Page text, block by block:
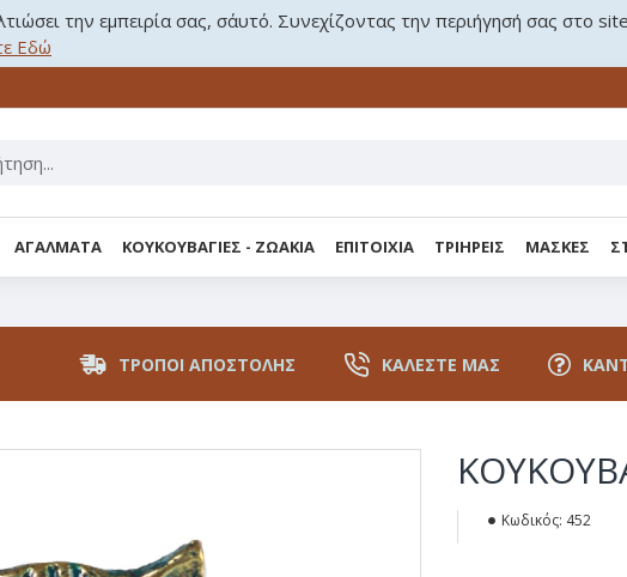
την εμπειρία σας, σ΄αυτό. Συνεχίζοντας την περιήγησή σας στο
Εδώ
ΑΓΑΛΜΑΤΑ ΚΟΥΚΟΥΒΑΓΙΕΣ - ΖΩΑΚΙΑ ΕΠΙΤΟΙΧΙΑ ΤΡΙΗΡΕΙΣ ΜΑΣΚΕΣ
ΤΡΌΠΟΙ ΑΠΟΣΤΟΛΉΣ ΚΑΛΈΣΤΕ ΜΑΣ
Κωδικός: 452